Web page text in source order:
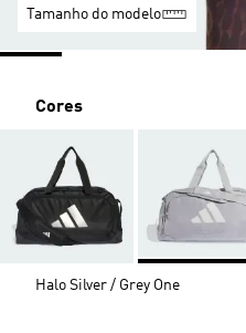
Tamanho do modelo
Cores
Halo Silver / Grey One